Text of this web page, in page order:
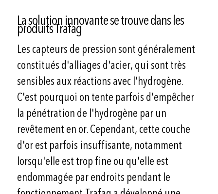
La solution innovante se trouve dans les
produits Trafag
Les capteurs de pression sont généralement
constitués d'alliages d'acier, qui sont très
sensibles aux réactions avec l'hydrogène.
C'est pourquoi on tente parfois d'empêcher
la pénétration de l'hydrogène par un
revêtement en or. Cependant, cette couche
d'or est parfois insuffisante, notamment
lorsqu'elle est trop fine ou qu'elle est
endommagée par endroits pendant le